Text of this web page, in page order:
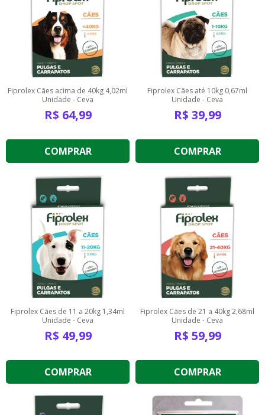
Fiprolex Cães acima de 40kg 4,02ml
Unidade - Ceva
R$ 64,99
COMPRAR
Fiprolex Cães até 10kg 0,67ml
Unidade - Ceva
R$ 39,99
COMPRAR
Fiprolex Cães de 11 a 20kg 1,34ml
Unidade - Ceva
R$ 49,99
COMPRAR
Fiprolex Cães de 21 a 40kg 2,68ml
Unidade - Ceva
R$ 59,99
COMPRAR